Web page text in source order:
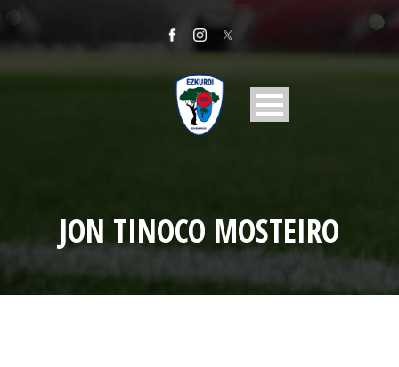
JON TINOCO MOSTEIRO